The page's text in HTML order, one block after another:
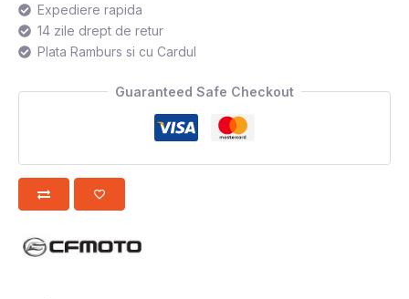
Expediere rapida
14 zile drept de retur
Plata Ramburs si cu Cardul
Guaranteed Safe Checkout